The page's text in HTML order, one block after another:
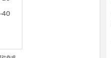
We will have webinar on Nov
Successful Results